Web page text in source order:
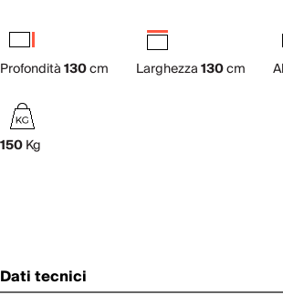
Profondità130cm Larghezza130cm
150Kg
Dati tecnici